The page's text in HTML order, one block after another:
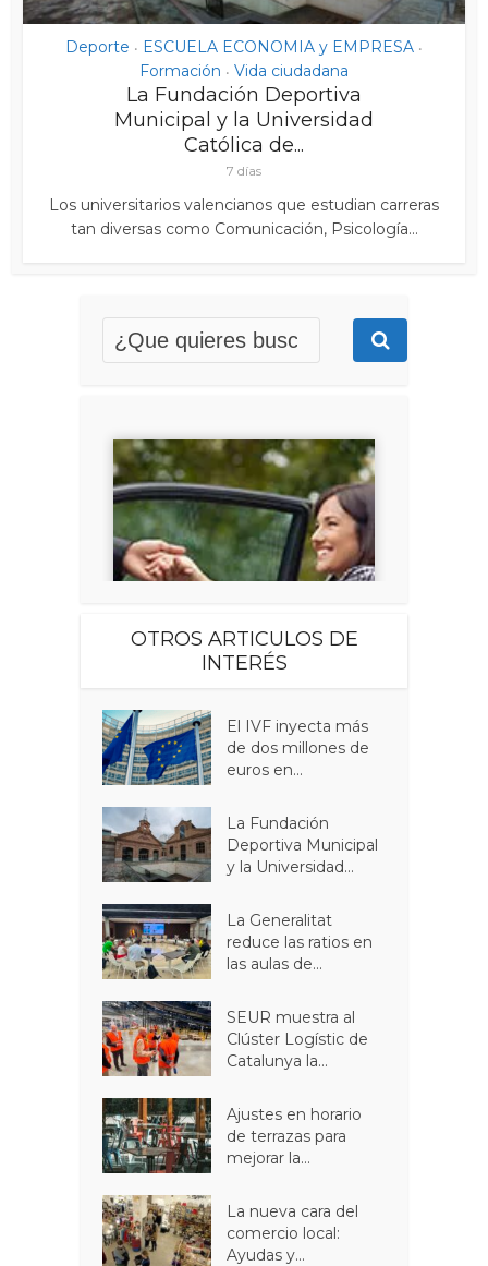
Deporte • ESCUELA ECONOMIA y EMPRESA •
Formación • Vida ciudadana
La Fundación Deportiva
Municipal y la Universidad
Católica de...
7 días
Los universitarios valencianos que estudian carreras
tan diversas como Comunicación, Psicología...
OTROS ARTICULOS DE
INTERÉS
El IVF inyecta más
de dos millones de
euros en...
La Fundación
Deportiva Municipal
y la Universidad...
La Generalitat
reduce las ratios en
las aulas de...
SEUR muestra al
Clúster Logístic de
Catalunya la...
Ajustes en horario
de terrazas para
mejorar la...
La nueva cara del
comercio local:
Ayudas y...